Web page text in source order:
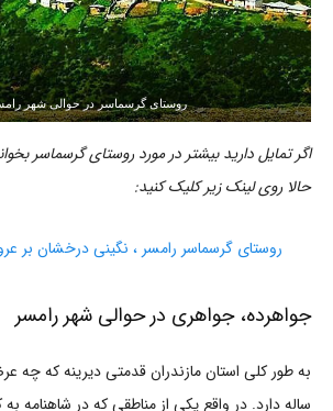
روستای گرسماسر در حوالی شهر
اگر تمایل دارید بیشتر در مورد روستای گرسماسر
حالا روی لینک زیر کلیک کنید:
روستای گرسماسر رامسر ، نگینی درخشان بر
جواهرده، جواهری در حوالی شهر رامسر
به طور کلی استان مازندران قدمتی دیرینه که چه
ساله دارد. در واقع یکی از مناطقی که در شاهنامه